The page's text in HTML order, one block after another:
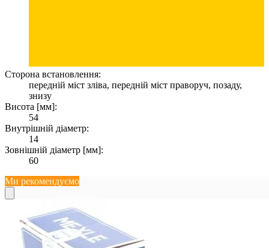
Сторона встановлення:
передній міст зліва, передній міст праворуч, позаду,
знизу
Висота [мм]:
54
Внутрішній діаметр:
14
Зовнішній діаметр [мм]:
60
Ми рекомендуємо